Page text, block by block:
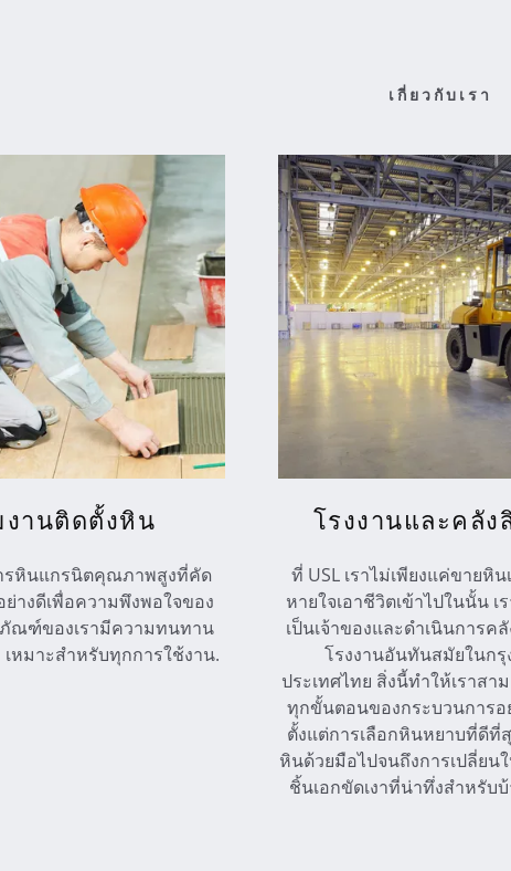
Lime Stone
Sheet
เกี่ยวกับเรา
านติดตั้งหิน
รหินแกรนิตคุณภาพสูงที่คัด
ย่างดีเพื่อความพึงพอใจของ
ณฑ์ของเรามีความทนทาน
เหมาะสำหรับทุกการใช้งาน.
โรงงานและคลัง
ที่ USL เราไม่เพียงแค่ขายหิน
หายใจเอาชีวิตเข้าไปในนั้น เ
เป็นเจ้าของและดำเนินการค
โรงงานอันทันสมัยในกรุ
ประเทศไทย สิ่งนี้ทำให้เราส
ทุกขั้นตอนของกระบวนการ
ตั้งแต่การเลือกหินหยาบที่ดีที่
หินด้วยมือไปจนถึงการเปลี่ยน
ชิ้นเอกขัดเงาที่น่าทึ่งสำหรั